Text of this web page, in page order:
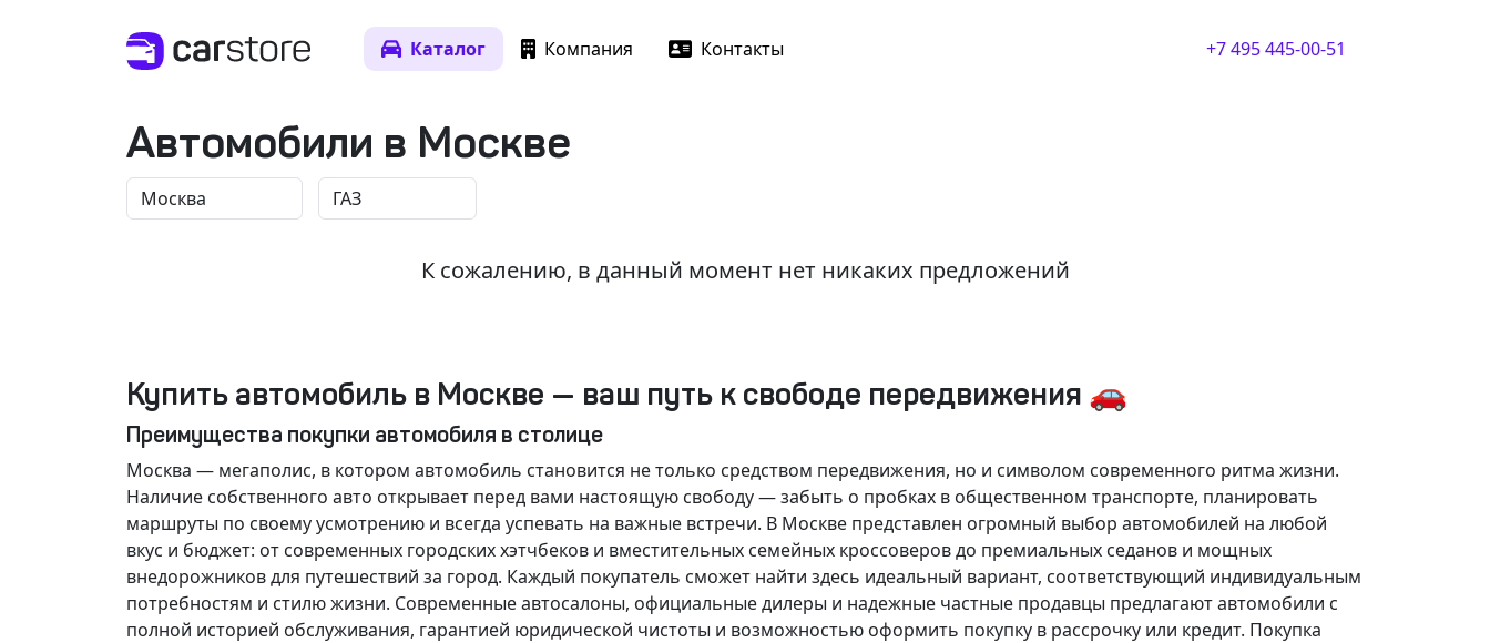
Каталог Компания Контакты +7 495 445-00-51
Автомобили в Москве
К сожалению, в данный момент нет никаких предложений
Купить автомобиль в Москве — ваш путь к свободе передвижения 🚗
Преимущества покупки автомобиля в столице
Москва — мегаполис, в котором автомобиль становится не только средством передвижения, но и символом современного ритма жизни.
Наличие собственного авто открывает перед вами настоящую свободу — забыть о пробках в общественном транспорте, планировать
маршруты по своему усмотрению и всегда успевать на важные встречи. В Москве представлен огромный выбор автомобилей на любой
вкус и бюджет: от современных городских хэтчбеков и вместительных семейных кроссоверов до премиальных седанов и мощных
внедорожников для путешествий за город. Каждый покупатель сможет найти здесь идеальный вариант, соответствующий индивидуальным
потребностям и стилю жизни. Современные автосалоны, официальные дилеры и надежные частные продавцы предлагают автомобили с
полной историей обслуживания, гарантией юридической чистоты и возможностью оформить покупку в рассрочку или кредит. Покупка